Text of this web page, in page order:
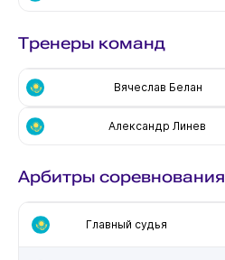
Тренеры команд
Вячеслав Белан
Александр Линев
Арбитры соревнования
Главный судья